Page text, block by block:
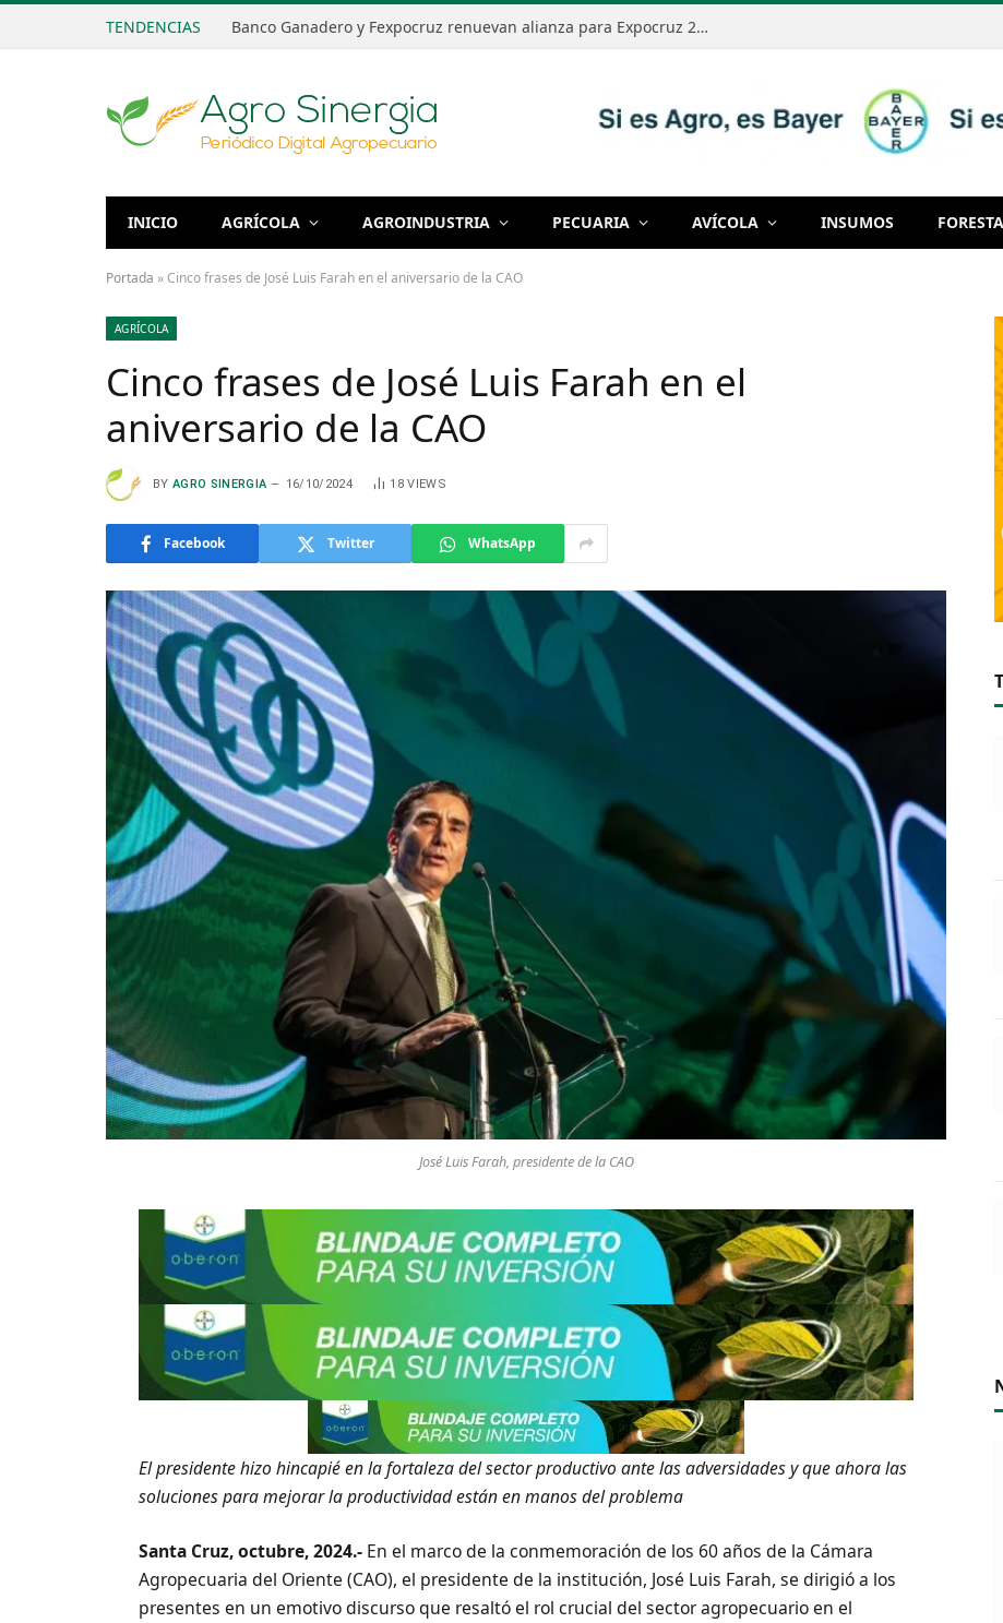
TENDENCIAS Banco Ganadero y Fexpocruz renuevan alianza para Expocruz 2026
INICIO AGRÍCOLA AGROINDUSTRIA PECUARIA AVÍCOLA INSUMOS
Portada »Cinco frases de José Luis Farah en el aniversario de la CAO
AGRÍCOLA
Cinco frases de José Luis Farah en el
aniversario de la CAO
BY AGRO SINERGIA 16/10/2024 18VIEWS
Facebook Twitter WhatsApp
José Luis Farah, presidente de la CAO
El presidente hizo hincapié en la fortaleza del sector productivo ante las adversidades y que ahora las
soluciones para mejorar la productividad están en manos del problema
Santa Cruz, octubre, 2024.- En el marco de la conmemoración de los 60 años de la Cámara
Agropecuaria del Oriente (CAO), el presidente de la institución, José Luis Farah, se dirigió a los
presentes en un emotivo discurso que resaltó el rol crucial del sector agropecuario en el